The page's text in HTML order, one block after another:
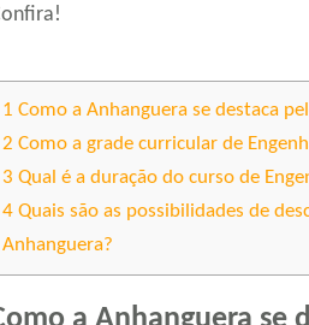
1 Como a Anhanguera se destaca
2 Como a grade curricular de
3 Qual é a duração do curso de
4 Quais são as possibilidades de
Anhanguera?